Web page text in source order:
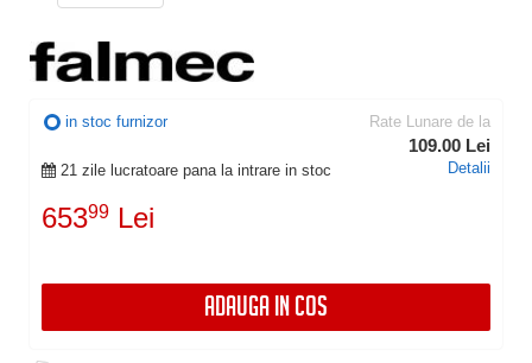
in stoc furnizor
21 zile lucratoare pana la intrare in stoc
65399 Lei
Rate Lunare de la
109.00 Lei
Detalii
ADAUGA IN COS